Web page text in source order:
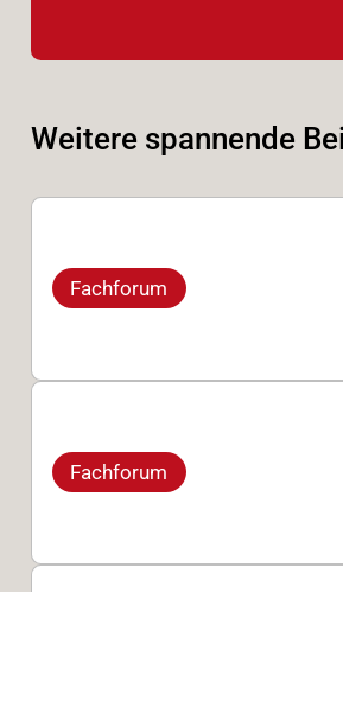
Weitere spannende
Fachforum
Fachforum